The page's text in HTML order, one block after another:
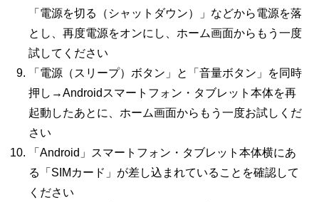
「電源を切る（シャットダウン）」などから電源を落
とし、再度電源をオンにし、ホーム画面からもう一度
試してください
「電源（スリープ）ボタン」と「音量ボタン」を同時
押し→Androidスマートフォン・タブレット本体を再
起動したあとに、ホーム画面からもう一度お試しくだ
さい
「Android」スマートフォン・タブレット本体横にあ
る「 SIM カード」が差し込まれていることを確認して
ください